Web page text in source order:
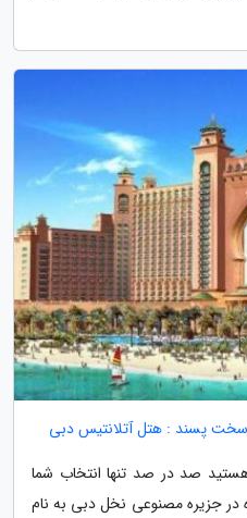
سخت پسند : هتل آتلانتیس دبی
صد در صد تنها انتخاب شما
ساخته شده در جزیره مصنوعی نخل دبی به نام